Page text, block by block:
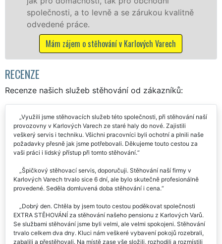
to levně a se zárukou kvalitně
o stěhování v Karlových Varech
sítě EXTRA
bez příplatků.
Mám zájem o
RECENZE
Recenze našich služeb stěhování od zákazníků:
Využili jsme stěhovacích služeb této společnosti, při stěhování naší
provozovny v Karlových Varech ze staré haly do nové. Zajistili
veškerý servis i techniku. Všichni pracovníci byli ochotní a plnili naše
požadavky přesně jak jsme potřebovali. Děkujeme touto cestou za
Špičkový stěhovací servis, doporučuji. Stěhování naší firmy v
Karlových Varech trvalo sice 6 dní, ale bylo skutečně profesionálně
Dobrý den. Chtěla by jsem touto cestou poděkovat společnosti
EXTRA STĚHOVÁNÍ za stěhování našeho pensionu z Karlových Varů.
Se službami stěhování jsme byli velmi, ale velmi spokojeni. Stěhování